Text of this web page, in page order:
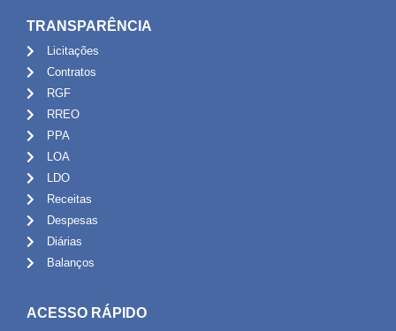
TRANSPARÊNCIA
Licitações
Contratos
RGF
RREO
PPA
LOA
LDO
Receitas
Despesas
Diárias
Balanços
ACESSO RÁPIDO